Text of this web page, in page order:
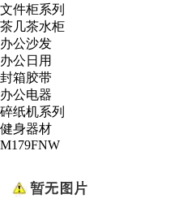
文件柜系列
茶几茶水柜
办公沙发
办公日用
封箱胶带
办公电器
碎纸机系列
健身器材
M179FNW